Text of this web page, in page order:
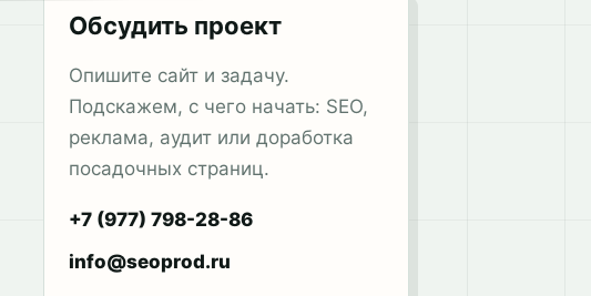
Обсудить проект
Опишите сайт и задачу.
Подскажем, с чего начать: SEO,
реклама, аудит или доработка
посадочных страниц.
+7 (977) 798-28-86
info@seoprod.ru